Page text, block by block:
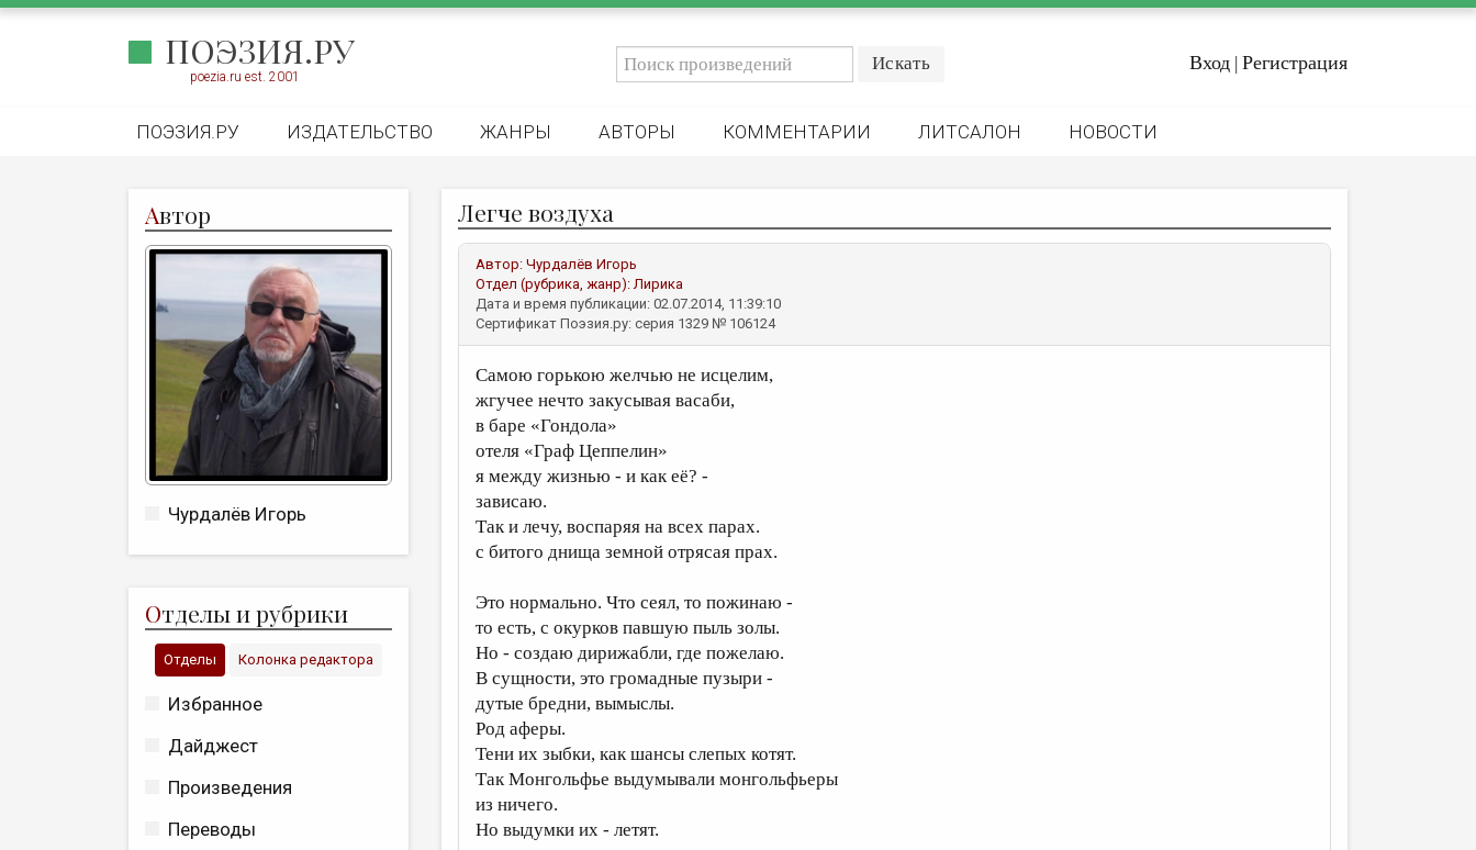
ПОЭЗИЯ.РУ
poezia.ru est. 2001
Вход | Регистрация
ПОЭЗИЯ.РУ ИЗДАТЕЛЬСТВО ЖАНРЫ АВТОРЫ КОММЕНТАРИИ ЛИТСАЛОН НОВОСТИ
Автор
Чурдалёв Игорь
Отделы и рубрики
Отделы Колонка редактора
Избранное
Дайджест
Произведения
Переводы
Легче воздуха
Автор: Чурдалёв Игорь
Отдел (рубрика, жанр):Лирика
Дата и время публикации: 02.07.2014, 11:39:10
Сертификат Поэзия.ру: серия 1329 № 106124
Самою горькою желчью не исцелим,
жгучее нечто закусывая васаби,
в баре «Гондола»
отеля «Граф Цеппелин»
я между жизнью - и как её? -
зависаю.
Так и лечу, воспаряя на всех парах.
с битого днища земной отрясая прах.
Это нормально. Что сеял, то пожинаю -
то есть, с окурков павшую пыль золы.
Но - создаю дирижабли, где пожелаю.
В сущности, это громадные пузыри -
дутые бредни, вымыслы.
Род аферы.
Тени их зыбки, как шансы слепых котят.
Так Монгольфье выдумывали монгольфьеры
из ничего.
Но выдумки их - летят.